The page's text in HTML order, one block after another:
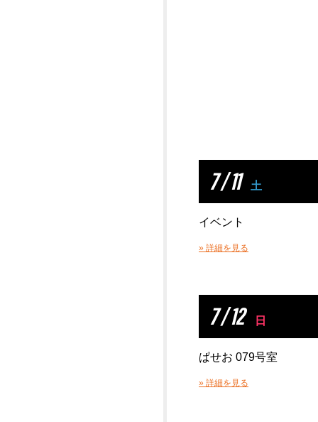
7 / 11 土
イベント
» 詳細を見る
7 / 12 日
ぱせお 079号室
» 詳細を見る